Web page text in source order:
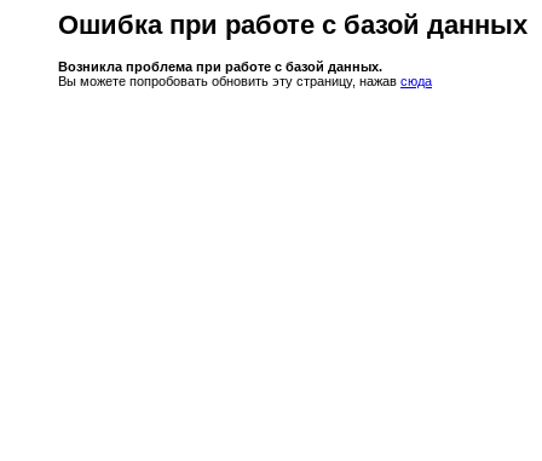
Ошибка при работе с базой данных
Возникла проблема при работе с базой данных.
Вы можете попробовать обновить эту страницу, нажав сюда